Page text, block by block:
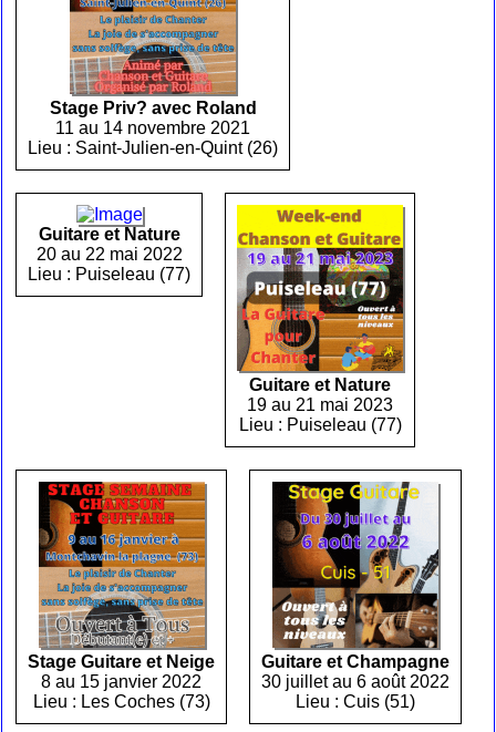
Stage Priv? avec Roland
11 au 14 novembre 2021
Lieu : Saint-Julien-en-Quint (26)
Guitare et Nature
20 au 22 mai 2022
Lieu : Puiseleau (77)
Guitare et Nature
19 au 21 mai 2023
Lieu : Puiseleau (77)
Stage Guitare et Neige
8 au 15 janvier 2022
Lieu : Les Coches (73)
Guitare et Champagne
30 juillet au 6 août 2022
Lieu : Cuis (51)